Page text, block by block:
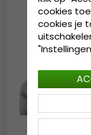
cookies
cookies je